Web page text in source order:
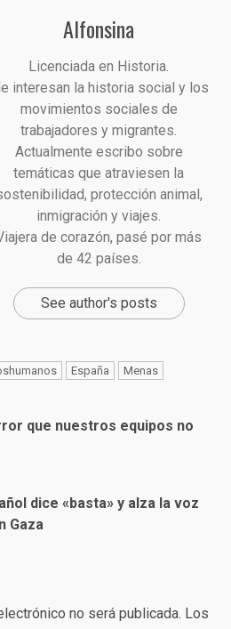
Alfonsina
Licenciada en Historia.
interesan la historia social y los
movimientos sociales de
trabajadores y migrantes.
Actualmente escribo sobre
temáticas que atraviesen la
protección animal,
inmigración y viajes.
de corazón, pasé por más
de 42 países.
See author's posts
España Menas
que nuestros equipos no
dice «basta» y alza la voz
Gaza
no será publicada. Los